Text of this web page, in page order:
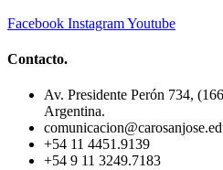
Facebook InstagramYoutube
Contacto.
Av. Presidente Perón 734,
Argentina.
+54 11 4451.9139
+54 9 11 3249.7183